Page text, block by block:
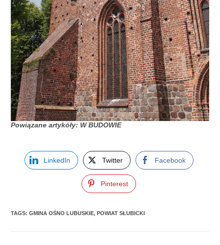
Powiązane artykóły: W BUDOWIE
LinkedIn Twitter Facebook
Pinterest
TAGS:GMINA OŚNO LUBUSKIE, POWIAT SŁUBICKI